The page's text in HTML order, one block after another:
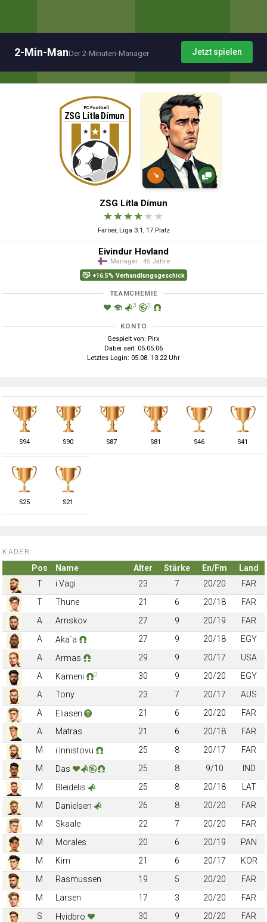
2-Min-ManDer 2-Minuten-Manager Jetzt spielen
↘
ZSG Lítla Dímun
★★★★★ ★
Färöer, Liga 3.1, 17.Platz
Eivindur Hovland
Manager · 45 Jahre
+16.5% Verhandlungsgeschick
TEAMCHEMIE
3 3
KONTO
Gespielt von: Pirx
Dabei seit: 05.05.06
Letztes Login: 05.08. 13:22 Uhr
S94 S90 S87 S81 S46 S41
S25 S21
KADER:
Pos Name Alter Stärke En/Fm
Land
T
i Vagi 23 7 20/20
FAR
T
Thune 21 6 20/18
FAR
A
Arnskov 27 9 20/19
FAR
A
Aka´a 27 9 20/18
EGY
A
Armas 29 9 20/17
USA
A
Kameni 2 30 9 20/20
EGY
A
Tony 23 7 20/17
AUS
A
Eliasen 21 6 20/20
FAR
A
Matras 21 6 20/18
FAR
M
i Innistovu 25 8 20/17
FAR
M
Das 25 8 9/10
IND
M
Bleidelis 25 8 20/18
LAT
M
Danielsen 26 8 20/20
FAR
M
Skaale 22 7 20/20
FAR
M
Morales 20 6 20/19
PAN
M
Kim 21 6 20/17
KOR
M
Rasmussen 19 5 20/20
FAR
M
Larsen 17 3 20/20
FAR
S
Hvidbro 30 9 20/20
FAR